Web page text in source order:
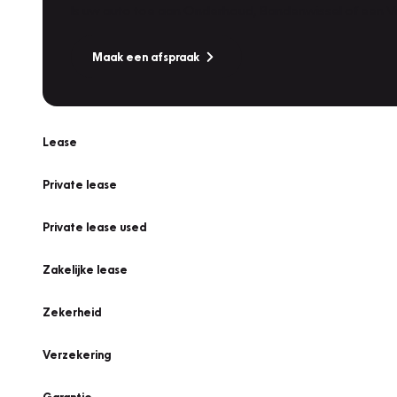
Maak een afspraak
Lease
Private lease
Private lease used
Zakelijke lease
Zekerheid
Verzekering